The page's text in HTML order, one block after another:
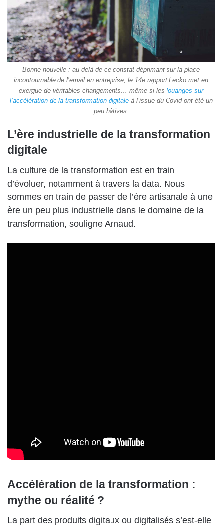
Bonne nouvelle : au-delà de ce constat déprimant sur la place
incontournable de l’email en entreprise, le 14e rapport Lecko met en
exergue de véritables changements… même si les louanges sur
l’accélération de la transformation digitaleà l’issue du Covid ont été un
peu hâtives.
L’ère industrielle de la transformation
digitale
La culture de la transformation est en train
d’évoluer, notamment à travers la data. Nous
sommes en train de passer de l’ère artisanale à une
ère un peu plus industrielle dans le domaine de la
transformation, souligne Arnaud.
Accélération de la transformation :
mythe ou réalité ?
La part des produits digitaux ou digitalisés s’est-elle